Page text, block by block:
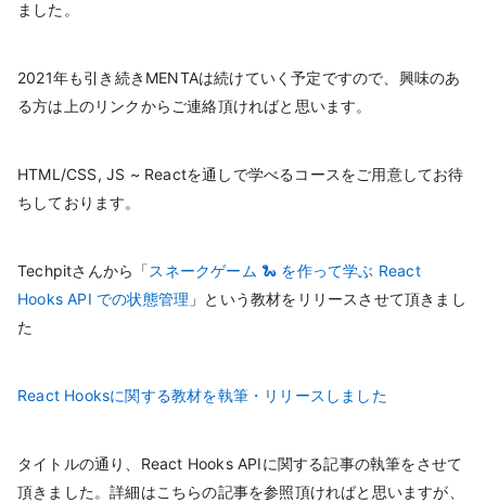
ました。
2021年も引き続きMENTAは続けていく予定ですので、興味のあ
る方は上のリンクからご連絡頂ければと思います。
HTML/CSS, JS ~ Reactを通しで学べるコースをご用意してお待
ちしております。
Techpitさんから「スネークゲーム 🐍 を作って学ぶ React
Hooks API での状態管理 」という教材をリリースさせて頂きまし
た
React Hooksに関する教材を執筆・リリースしました
タイトルの通り、React Hooks APIに関する記事の執筆をさせて
頂きました。詳細はこちらの記事を参照頂ければと思いますが、